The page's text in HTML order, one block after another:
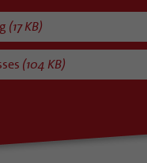
(17 KB)
(104 KB)